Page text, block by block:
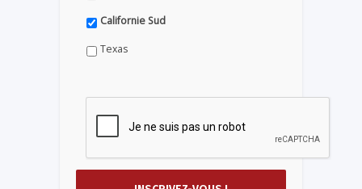
Californie Sud
Texas